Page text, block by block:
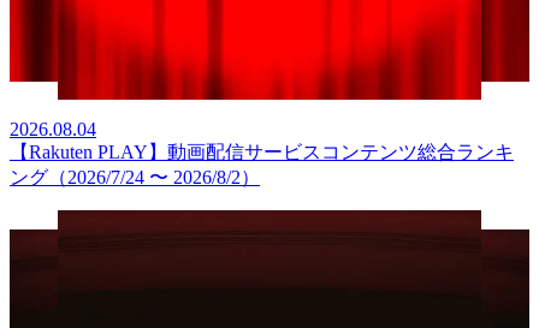
2026.08.04
【Rakuten PLAY】動画配信サービスコンテンツ総合ランキ
ング（2026/7/24 〜 2026/8/2）